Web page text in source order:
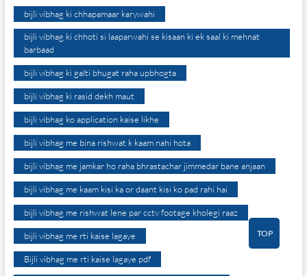
bijli vibhag ki chhapamaar karywahi
bijli vibhag ki chhoti si laaparwahi se kisaan ki ek saal ki mehnat
barbaad
bijli vibhag ki galti bhugat raha upbhogta
bijli vibhag ki rasid dekh maut
bijli vibhag ko application kaise likhe
bijli vibhag me bina rishwat k kaam nahi hota
bijli vibhag me jamkar ho raha bhrastachar jimmedar bane anjaan
bijli vibhag me kaam kisi ka or daant kisi ko pad rahi hai
bijli vibhag me rishwat lene par cctv footage kholegi raaz
bijli vibhag me rti kaise lagaye
Bijli vibhag me rti kaise lagaye pdf
TOP